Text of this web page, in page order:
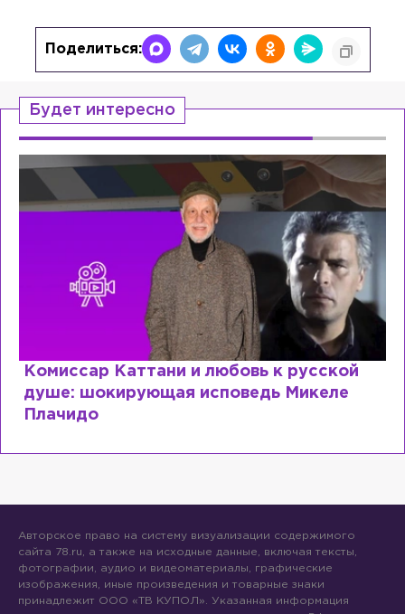
Поделиться:
Будет интересно
Комиссар Каттани и любовь к русской
душе: шокирующая исповедь Микеле
Плачидо
Авторское право на систему визуализации содержимого
сайта 78.ru, а также на исходные данные, включая тексты,
фотографии, аудио и видеоматериалы, графические
изображения, иные произведения и товарные знаки
принадлежит ООО «ТВ КУПОЛ». Указанная информация